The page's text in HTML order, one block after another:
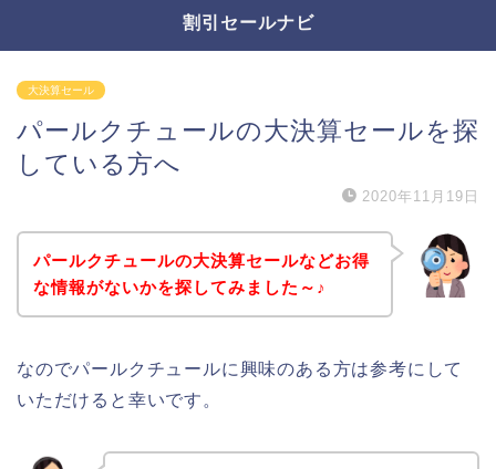
割引セールナビ
大決算セール
パールクチュールの大決算セールを探
している方へ
2020年11月19日
パールクチュールの大決算セールなどお得
な情報がないかを探してみました～♪
なのでパールクチュールに興味のある方は参考にして
いただけると幸いです。